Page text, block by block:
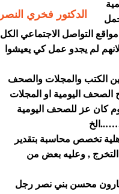
الدكتور فخري النصر
التواصل الاجتماعي الكل
لم يجدو عمل كي يعيشوا
من 1989م كفرنجة, نشاء وترعرع بين الكتب والمجلات والصحف
الصحف اليومية او المجلات
كان عز للصحف اليومية
تخصص محاسبة بتقدير
التخرج , وعليه بعض من
هارون محسن بني نصر رجل